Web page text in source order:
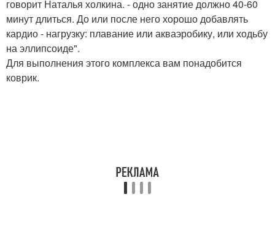
говорит Наталья холкина. - одно занятие должно 40-60
минут длиться. До или после него хорошо добавлять
кардио - нагрузку: плавание или акваэробику, или ходьбу
на эллипсоиде".
Для выполнения этого комплекса вам понадобится
коврик.